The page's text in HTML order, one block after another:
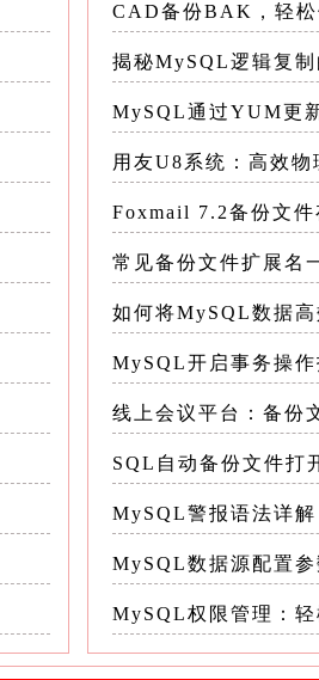
AS UNSIGNED);--
带有两位小数的十进制数
保字符数据能成功转换为数
也是用于数据类型转换，
无符号整数 SELECT
的十进制数 `CONVERT()`
间格式的转换
字符串转换为数字的方法
结果为123 SELECT
函数在错误处理上的
数据类型隐式转换
型以进行比较： sql
式转换
下能简化代码，但通常不
CAD备份BAK，轻松
揭秘MySQL逻辑复制
MySQL通过YUM更
用友U8系统：高效物
Foxmail 7.2备份文件
常见备份文件扩展名
如何将MySQL数据
MySQL开启事务操作
线上会议平台：备份
SQL自动备份文件打
MySQL警报语法详
MySQL数据源配置参
MySQL权限管理：